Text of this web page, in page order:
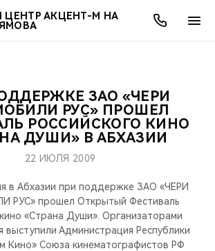
ЦЕНТР АКЦЕНТ-М НА
МОДЕЛИ
ПОКУПАТЕЛЯМ
ВЛАДЕЛЬЦАМ
МИР CHERY
АКЦИИ
ОНЛАЙН СЕРВИСЫ
О КОМПАНИИЗАО «ЧЕРИ
РУС» ПРОШЕЛ
РОССИЙСКОГО КИНО
ДУШИ» В АБХАЗИИ
22 ИЮЛЯ 2009
в Абхазии при поддержке ЗАО «ЧЕРИ
РУС» прошел Открытый Фестиваль
кино «Страна Души». Организаторами
выступили Администрация Республики
Кино» Союза кинематографистов РФ